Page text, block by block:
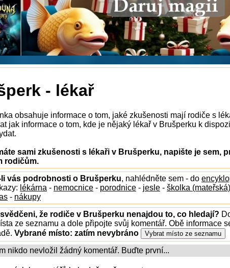
- lékař
obsahuje informace o tom, jaké zkušenosti mají rodiče s
jak informace o tom, kde je nějaký lékař v Brušperku k
sami zkušenosti s lékaři v Brušperku, napište je sem,
rodičům.
li vás podrobnosti o Brušperku, nahlédněte sem - do
lékárna - nemocnice - porodnice - jesle - školka (mateřská)
- nákupy
že rodiče v Brušperku nenajdou to, co hledají?
ze seznamu a dole připojte svůj komentář. Obě informace
Vybrané místo: zatím nevybráno
nikdo nevložil žádný komentář. Buďte první...